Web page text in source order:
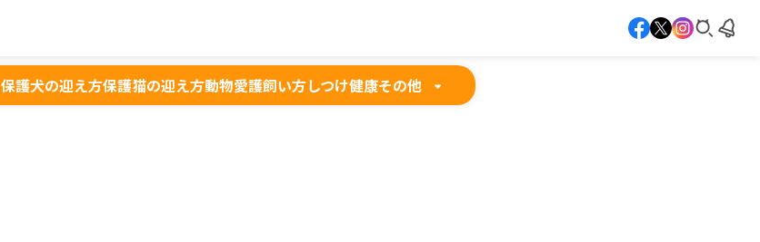
保護犬の迎え方保護猫の迎え方動物愛護飼い方しつけ健康その他